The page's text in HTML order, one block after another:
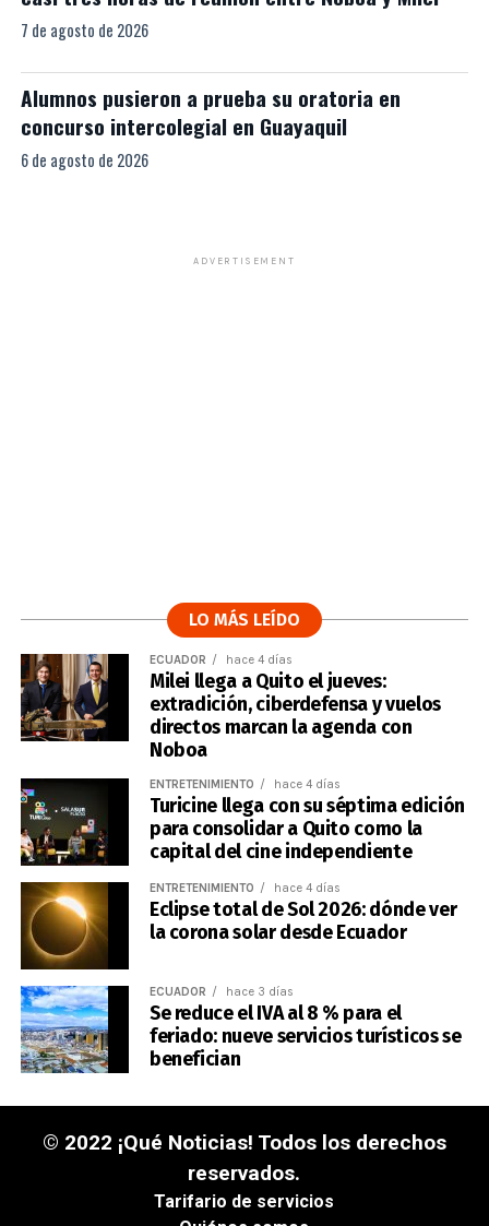
7 de agosto de 2026
Alumnos pusieron a prueba su oratoria en
concurso intercolegial en Guayaquil
6 de agosto de 2026
ADVERTISEMENT
LO MÁS LEÍDO
ECUADOR hace 4 días
Milei llega a Quito el jueves:
extradición, ciberdefensa y vuelos
directos marcan la agenda con
Noboa
ENTRETENIMIENTO hace 4 días
Turicine llega con su séptima edición
para consolidar a Quito como la
capital del cine independiente
ENTRETENIMIENTO hace 4 días
Eclipse total de Sol 2026: dónde ver
la corona solar desde Ecuador
ECUADOR hace 3 días
Se reduce el IVA al 8 % para el
feriado: nueve servicios turísticos se
benefician
© 2022 ¡Qué Noticias! Todos los derechos
reservados.
Tarifario de servicios